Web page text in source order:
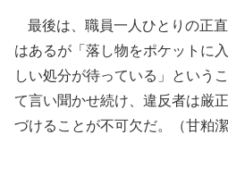
最後は、職員一人ひとりの正
はあるが「落し物をポケットに
しい処分が待っている」という
て言い聞かせ続け、違反者は厳
づけることが不可欠だ。（甘粕潔